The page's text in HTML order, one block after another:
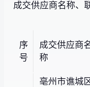
成交供应商名称、
序
号
成交供应商
称
亳州市谯城